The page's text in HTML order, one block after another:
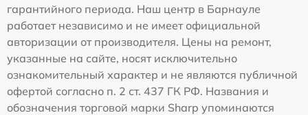
гарантийного периода. Наш центр в Барнауле
работает независимо и не имеет официальной
авторизации от производителя. Цены на ремонт,
указанные на сайте, носят исключительно
ознакомительный характер и не являются публичной
офертой согласно п. 2 ст. 437 ГК РФ. Названия и
обозначения торговой марки Sharp упоминаются